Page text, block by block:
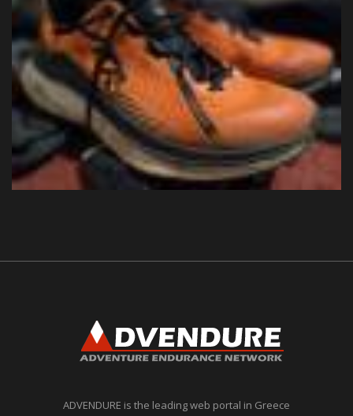
ADVENDURE is the leading web portal in Greece